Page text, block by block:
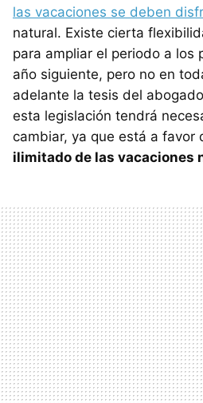
las vacaciones se deben
natural. Existe cierta
para ampliar el periodo a los
año siguiente, pero no en
adelante la tesis del
esta legislación tendrá
cambiar, ya que está a favor
ilimitado de las vacaciones